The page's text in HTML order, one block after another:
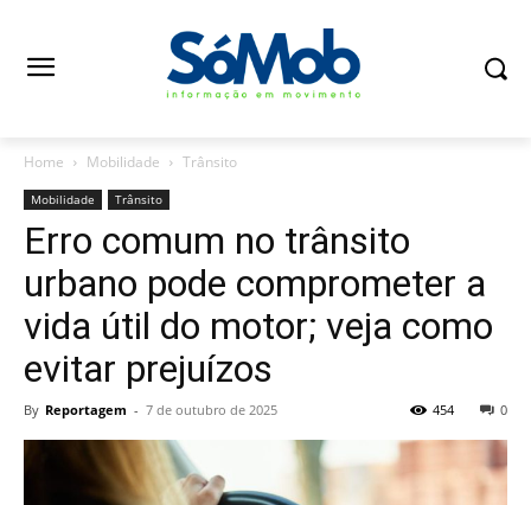
Home Mobilidade Trânsito
Mobilidade Trânsito
Erro comum no trânsito
urbano pode comprometer a
vida útil do motor; veja como
evitar prejuízos
By Reportagem - 7 de outubro de 2025 0
454